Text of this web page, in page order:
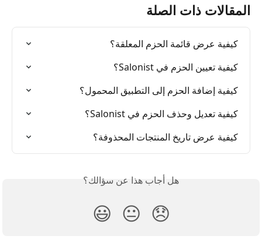
المقالات ذات الصلة
كيفية عرض قائمة الحزم المعلقة؟
كيفية تعيين الحزم في Salonist؟
كيفية إضافة الحزم إلى التطبيق المحمول؟
كيفية تعديل وحذف الحزم في Salonist؟
كيفية عرض تاريخ المنتجات المحذوفة؟
هل أجاب هذا عن سؤالك؟
😞
😐
😃